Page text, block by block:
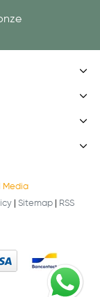
Media
Sitemap
RSS